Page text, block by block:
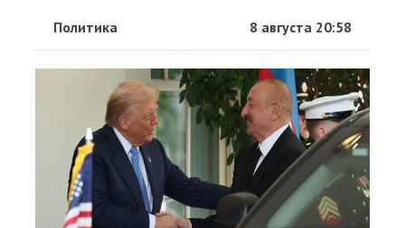
Политика 8 августа 20:58